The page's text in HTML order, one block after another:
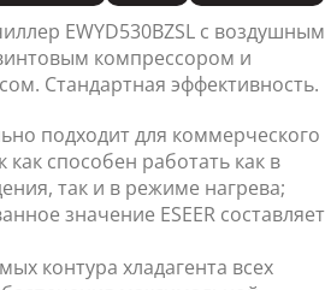
EWYD530BZSL с воздушным
компрессором и
Стандартная эффективность.
подходит для коммерческого
как способен работать как в
так и в режиме нагрева;
значение ESEER составляет
контура хладагента всех